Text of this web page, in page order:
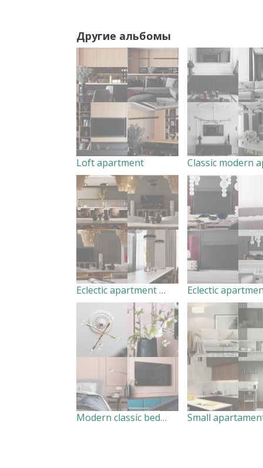
Другие альбомы
Loft apartment
Eclectic apartment pt/1
Modern classic bedroom Small